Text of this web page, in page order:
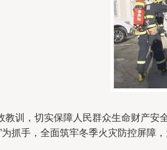
教训，切实保障人民群众生命财产安
为抓手，全面筑牢冬季火灾防控屏障